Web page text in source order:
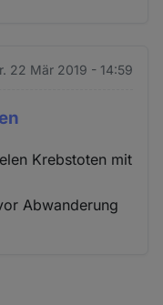
22 Mär 2019 - 14:59
Krebstoten mit
Abwanderung